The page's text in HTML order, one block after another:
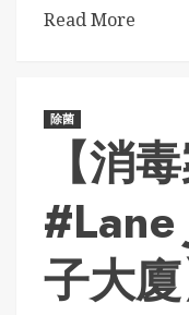
Read More
除菌
【消
子大廈